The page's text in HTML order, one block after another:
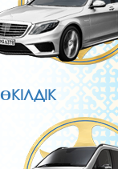
ӨКІЛДІК